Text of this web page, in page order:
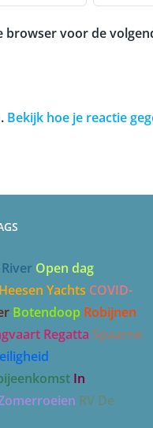
browser voor de
Bekijk hoe je reactie
Open dag
Heesen Yachts COVID-
Botendoop Robijnen
Regatta Spaarne
In
RV De